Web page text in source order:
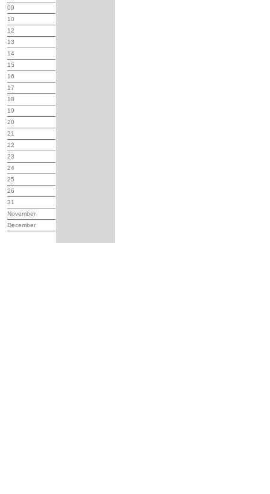
09
10
12
13
14
15
16
17
18
19
20
21
22
23
24
25
26
31
November
December